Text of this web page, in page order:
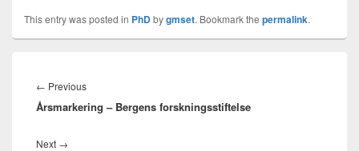
This entry was posted in PhDbygmset. Bookmark the permalink.
← PreviousPrevious
post:
Årsmarkering – Bergens forskningsstiftelse
Next →